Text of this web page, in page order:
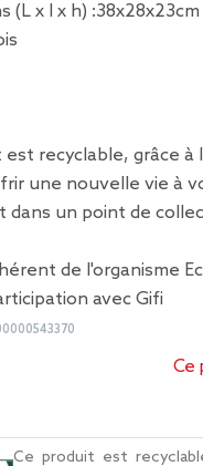
(L x l x h) :38x28x23cm
est recyclable, grâce
une nouvelle vie à
dans un point de
de l'organisme
avec Gifi
Ce
Ce produit est